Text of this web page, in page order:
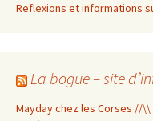
Reflexions et informations
La bogue – site
Mayday chez les Corses //\\